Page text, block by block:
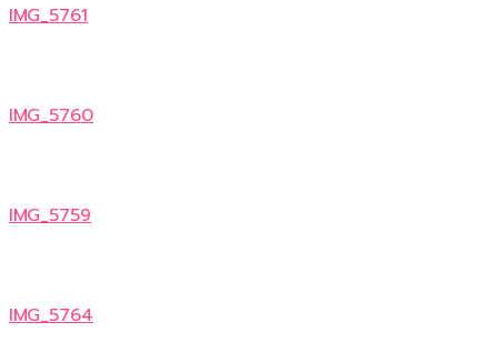
IMG_5761
IMG_5760
IMG_5759
IMG_5764